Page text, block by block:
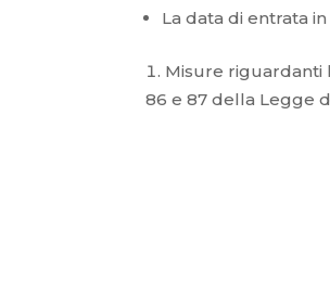
La data di entrata
Misure riguardanti
86 e 87 della Legge